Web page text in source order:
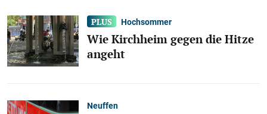
Hochsommer
Wie Kirchheim gegen die Hitze
angeht
Neuffen